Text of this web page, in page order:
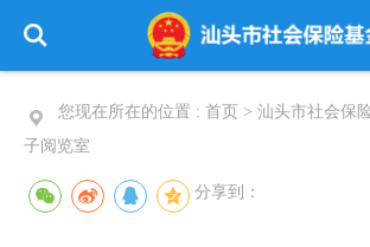
您现在所在的位置 : 首页 > 汕头市社会保
子阅览室
分享到：